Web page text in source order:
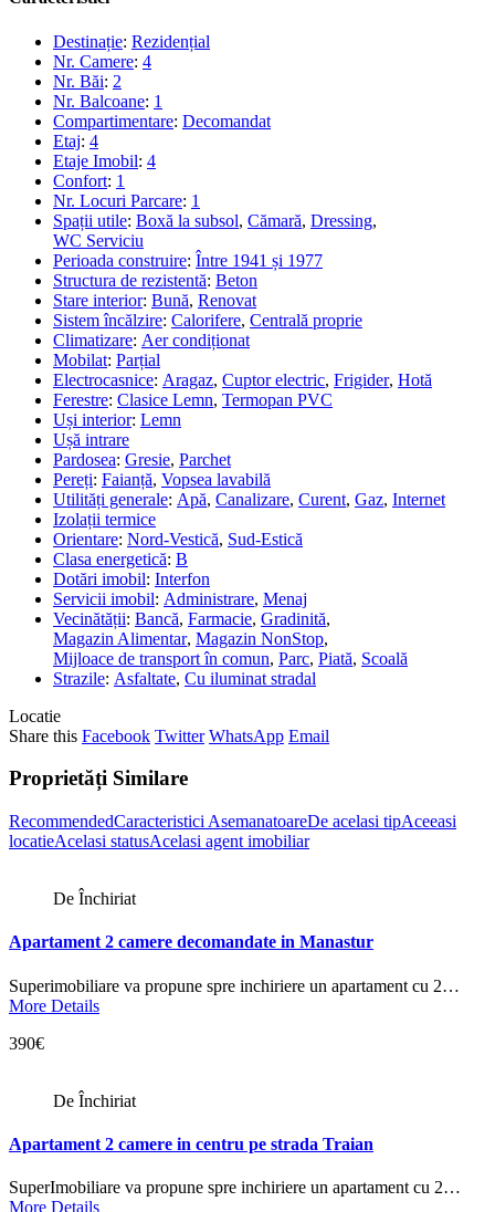
Destinație: Rezidențial
Nr. Camere: 4
Nr. Băi: 2
Nr. Balcoane: 1
Compartimentare: Decomandat
Etaj: 4
Etaje Imobil: 4
Confort: 1
Nr. Locuri Parcare: 1
Spații utile: Boxă la subsol, Cămară, Dressing,
WC Serviciu
Perioada construire: Între 1941 și 1977
Structura de rezistentă: Beton
Stare interior: Bună, Renovat
Sistem încălzire: Calorifere, Centrală proprie
Climatizare: Aer condiționat
Mobilat: Parțial
Electrocasnice: Aragaz, Cuptor electric, Frigider, Hotă
Ferestre: Clasice Lemn, Termopan PVC
Uși interior: Lemn
Ușă intrare
Pardosea: Gresie, Parchet
Pereți: Faianță, Vopsea lavabilă
Utilități generale: Apă, Canalizare, Curent, Gaz, Internet
Izolații termice
Orientare: Nord-Vestică, Sud-Estică
Clasa energetică: B
Dotări imobil: Interfon
Servicii imobil: Administrare, Menaj
Vecinătății: Bancă, Farmacie, Gradinită,
Magazin Alimentar, Magazin NonStop,
Mijloace de transport în comun, Parc, Piată, Scoală
Strazile: Asfaltate, Cu iluminat stradal
Locatie
Share this Facebook Twitter WhatsApp Email
Proprietăți Similare
RecommendedCaracteristici AsemanatoareDe acelasi tipAceeasi
locatieAcelasi statusAcelasi agent imobiliar
De Închiriat
Apartament 2 camere decomandate in Manastur
Superimobiliare va propune spre inchiriere un apartament cu 2…
More Details
390€
De Închiriat
Apartament 2 camere in centru pe strada Traian
SuperImobiliare va propune spre inchiriere un apartament cu 2…
More Details